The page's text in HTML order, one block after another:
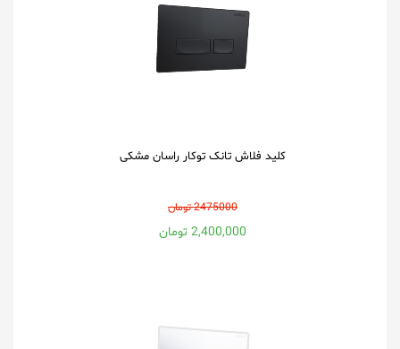
کلید فلاش تانک توکار راسان مشکی
2475000 تومان
2,400,000 تومان